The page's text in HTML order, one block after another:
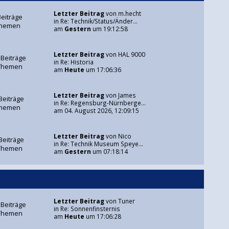
Letzter Beitragvon m.hecht
in Re: Technik/Status/Änder...
am Gestern um 19:12:58
Letzter Beitragvon HAL 9000
in Re: Historia
am Heute um 17:06:36
Letzter Beitragvon James
in Re: Regensburg-Nürnberge...
am 04. August 2026, 12:09:15
Letzter Beitragvon Nico
in Re: Technik Museum Speye...
am Gestern um 07:18:14
Letzter Beitragvon Tuner
in Re: Sonnenfinsternis
am Heute um 17:06:28